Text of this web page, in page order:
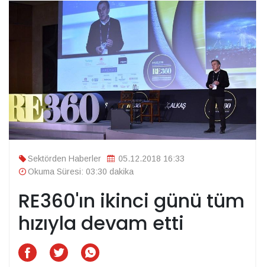
Sektörden Haberler
05.12.2018 16:33
Okuma Süresi: 03:30 dakika
RE360'ın ikinci günü tüm
hızıyla devam etti